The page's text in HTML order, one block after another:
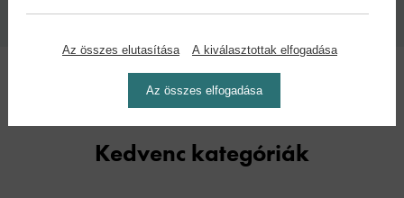
Kedvenc kategóriák
Az összes elutasítása A kiválasztottak elfogadása
Az összes elfogadása